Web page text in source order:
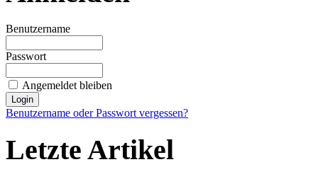
Benutzername
Passwort
Angemeldet bleiben
Benutzername oder Passwort vergessen?
Letzte Artikel